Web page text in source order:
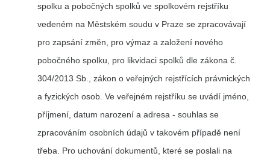
spolku a pobočných spolků ve spolkovém rejstříku
vedeném na Městském soudu v Praze se zpracovávají
pro zapsání změn, pro výmaz a založení nového
pobočného spolku, pro likvidaci spolků dle zákona č.
304/2013 Sb., zákon o veřejných rejstřících právnických
a fyzických osob. Ve veřejném rejstříku se uvádí jméno,
příjmení, datum narození a adresa - souhlas se
zpracováním osobních údajů v takovém případě není
třeba. Pro uchování dokumentů, které se poslali na